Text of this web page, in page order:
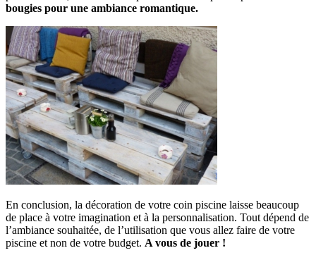
bougies pour une ambiance romantique.
En conclusion, la décoration de votre coin piscine laisse beaucoup
de place à votre imagination et à la personnalisation. Tout dépend de
l’ambiance souhaitée, de l’utilisation que vous allez faire de votre
piscine et non de votre budget. A vous de jouer !